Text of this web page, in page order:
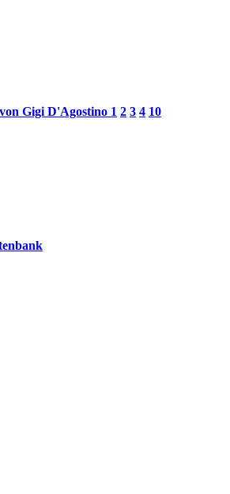
Gigi D'Agostino 1 2 3 4 10